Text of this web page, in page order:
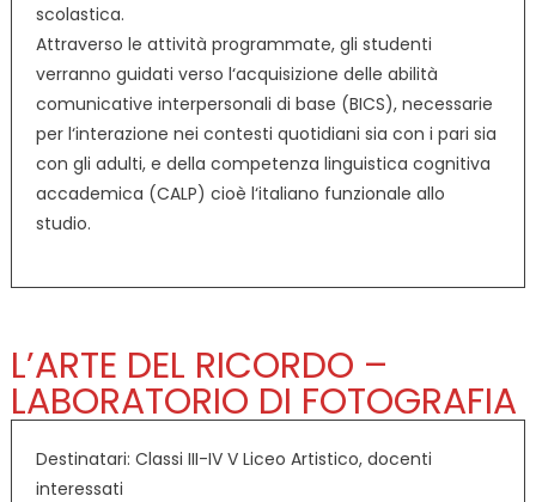
scolastica.
Attraverso le attività programmate, gli studenti
verranno guidati verso l‘acquisizione delle abilità
comunicative interpersonali di base (BICS), necessarie
per l‘interazione nei contesti quotidiani sia con i pari sia
con gli adulti, e della competenza linguistica cognitiva
accademica (CALP) cioè l‘italiano funzionale allo
studio.
L’ARTE DEL RICORDO –
LABORATORIO DI FOTOGRAFIA
Destinatari: Classi III-IV V Liceo Artistico, docenti
interessati